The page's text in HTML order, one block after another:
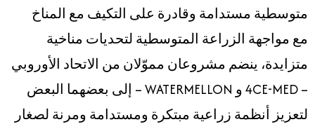
متوسطية مستدامة وقادرة على التكيف مع المناخ
مع مواجهة الزراعة المتوسطية لتحديات مناخية
متزايدة، ينضم مشروعان مموّلان من الاتحاد الأوروبي
– 4CE-MED و WATERMELLON – إلى بعضهما البعض
لتعزيز أنظمة زراعية مبتكرة ومستدامة ومرنة لصغار